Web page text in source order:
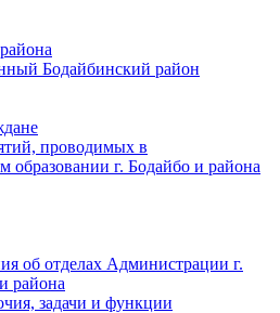
Бодайбинский район
проводимых в
образовании г. Бодайбо и района
об отделах Администрации г.
района
задачи и функции